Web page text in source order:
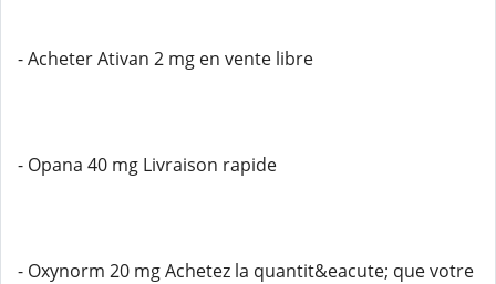
- Acheter Ativan 2 mg en vente libre
- Opana 40 mg Livraison rapide
- Oxynorm 20 mg Achetez la quantit&eacute; que votre